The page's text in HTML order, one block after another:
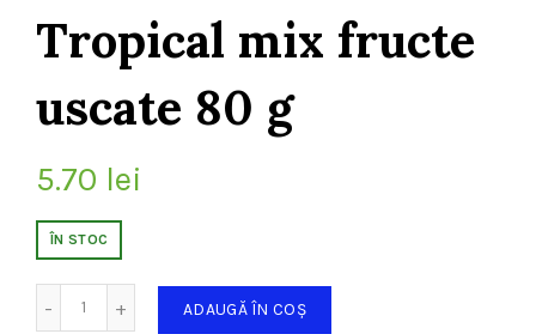
Tropical mix fructe
uscate 80 g
5.70 lei
ÎN STOC
ADAUGĂ ÎN COȘ